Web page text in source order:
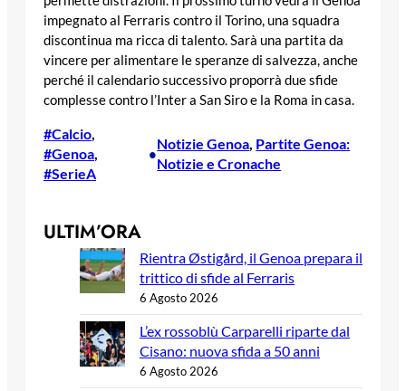
impegnato al Ferraris contro il Torino, una squadra
discontinua ma ricca di talento. Sarà una partita da
vincere per alimentare le speranze di salvezza, anche
perché il calendario successivo proporrà due sfide
complesse contro l’Inter a San Siro e la Roma in casa.
#Calcio
#Genoa
#SerieA
•
Notizie Genoa Partite Genoa:
Notizie e Cronache
ULTIM’ORA
Rientra Østigård, il Genoa prepara il
trittico di sfide al Ferraris
6 Agosto 2026
L’ex rossoblù Carparelli riparte dal
Cisano: nuova sfida a 50 anni
6 Agosto 2026